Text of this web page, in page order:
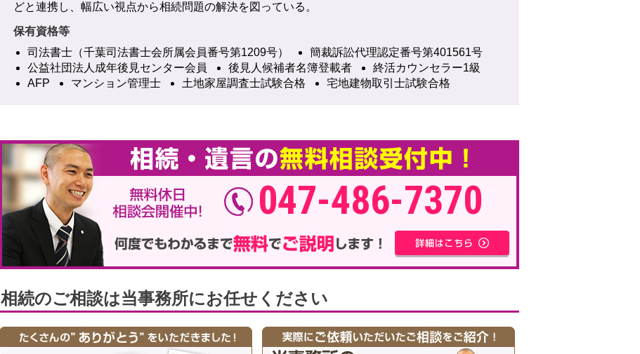
どと連携し、幅広い視点から相続問題の解決を図っている。
保有資格等
司法書士（千葉司法書士会所属会員番号第1209号）
簡裁訴訟代理認定番号第401561号
公益社団法人成年後見センター会員
後見人候補者名簿登載者
終活カウンセラー1級
AFP
マンション管理士 土地家屋調査士試験合格 宅地建物取引士試験合格
047-486-7370
相続のご相談は当事務所にお任せください